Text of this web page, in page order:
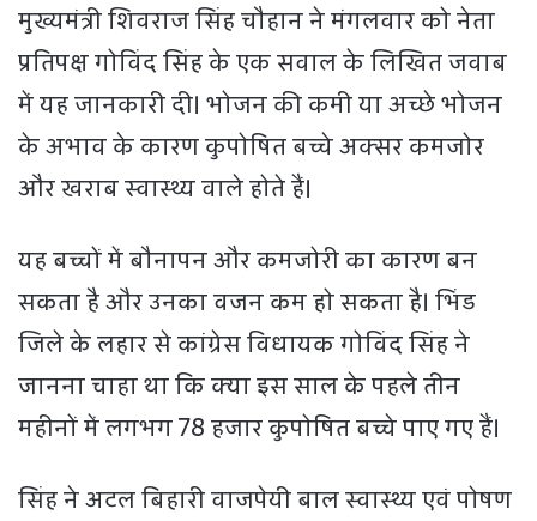
मुख्यमंत्री शिवराज सिंह चौहान ने मंगलवार को नेता
प्रतिपक्ष गोविंद सिंह के एक सवाल के लिखित जवाब
में यह जानकारी दी। भोजन की कमी या अच्छे भोजन
के अभाव के कारण कुपोषित बच्चे अक्सर कमजोर
और खराब स्वास्थ्य वाले होते हैं।
यह बच्चों में बौनापन और कमजोरी का कारण बन
सकता है और उनका वजन कम हो सकता है। भिंड
जिले के लहार से कांग्रेस विधायक गोविंद सिंह ने
जानना चाहा था कि क्या इस साल के पहले तीन
महीनों में लगभग 78 हजार कुपोषित बच्चे पाए गए हैं।
सिंह ने अटल बिहारी वाजपेयी बाल स्वास्थ्य एवं पोषण